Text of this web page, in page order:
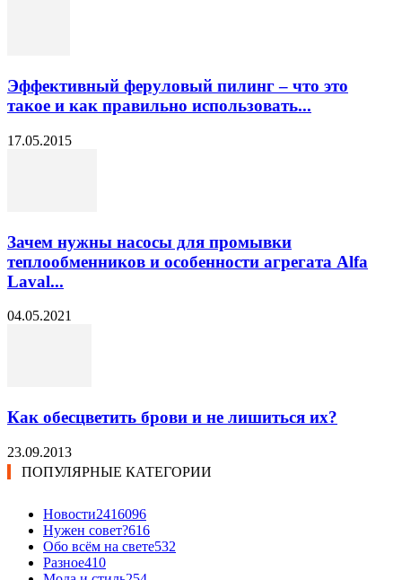
Эффективный феруловый пилинг – что это
такое и как правильно использовать...
17.05.2015
Зачем нужны насосы для промывки
теплообменников и особенности агрегата Alfa
Laval...
04.05.2021
Как обесцветить брови и не лишиться их?
23.09.2013
ПОПУЛЯРНЫЕ КАТЕГОРИИ
Новости2416096
Нужен совет?616
Обо всём на свете532
Разное410